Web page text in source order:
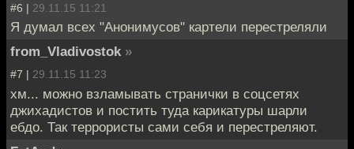
#6 | 29.11.15 11:21
Я думал всех "Анонимусов" картели перестреляли
from_Vladivostok »
#7 | 29.11.15 11:23
хм... можно взламывать странички в соцсетях
джихадистов и постить туда карикатуры шарли
ебдо. Так террористы сами себя и перестреляют.